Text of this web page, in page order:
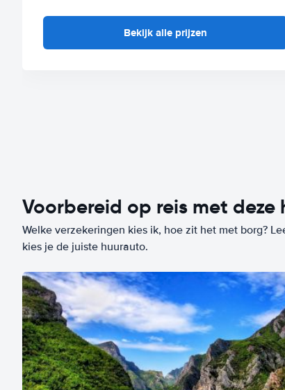
Bekijk alle prijzen
Voorbereid op reis met
Welke verzekeringen kies ik, hoe zit het met borg?
kies je de juiste huurauto.